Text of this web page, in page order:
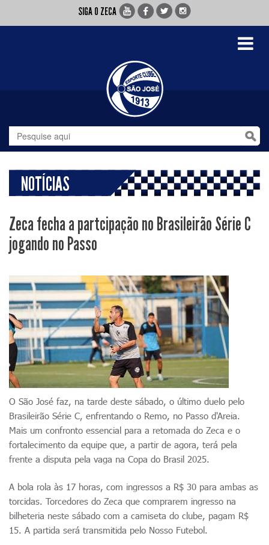
SIGA O ZECA
Toggle
NOTÍCIAS
Zeca fecha a partcipação no Brasileirão Série C
jogando no Passo
O São José faz, na tarde deste sábado, o último duelo pelo
Brasileirão Série C, enfrentando o Remo, no Passo d'Areia.
Mais um confronto essencial para a retomada do Zeca e o
fortalecimento da equipe que, a partir de agora, terá pela
frente a disputa pela vaga na Copa do Brasil 2025.
A bola rola às 17 horas, com ingressos a R$ 30 para ambas as
torcidas. Torcedores do Zeca que comprarem ingresso na
bilheteria neste sábado com a camiseta do clube, pagam R$
15. A partida será transmitida pelo Nosso Futebol.